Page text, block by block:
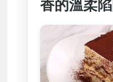
香的溫柔